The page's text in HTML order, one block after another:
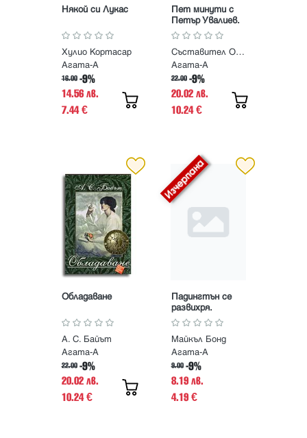
Някой си Лукас
Хулио Кортасар
Агата-А
16.00 -9%
14.56 лв.
7.44€
Пет минути с
Петър Увалиев.
Радиобеседи
Част 1
Съставител Огнян Ковачев
Агата-А
22.00 -9%
20.02 лв.
10.24€
Обладаване
А. С. Байът
Агата-А
22.00 -9%
20.02 лв.
10.24€
Падингтън се
развихря.
Класическите
приключения на
мечето от Тъмно
Перу
Майкъл Бонд
Агата-А
9.00 -9%
8.19 лв.
4.19 €